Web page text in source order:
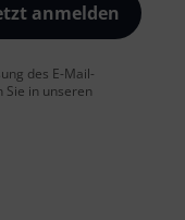
anmelden
des E-Mail-
in unseren